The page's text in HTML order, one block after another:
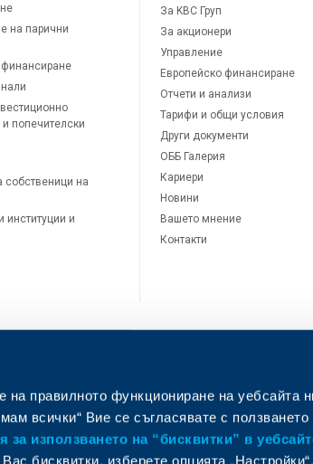
на правилното функциониране на уебсайта
всички“ Вие се съгласявате с
използването на “бисквитки” в
бисквитки, изберете опцията
на парични
финансиране
попечителски
собственици на
институции и
За KBC Груп
За акционери
Управление
Европейско финансиране
Отчети и анализи
Тарифи и общи условия
Други документи
ОББ Галерия
Кариери
Новини
Вашето мнение
Контакти
Мобайл